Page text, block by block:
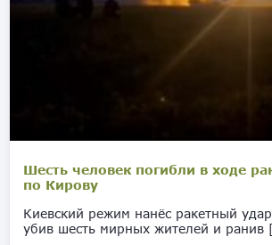
Шесть человек погибли в ходе
по Кирову
Киевский режим нанёс ракетный
убив шесть мирных жителей и ранив